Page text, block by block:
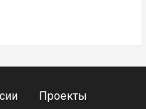
Проекты